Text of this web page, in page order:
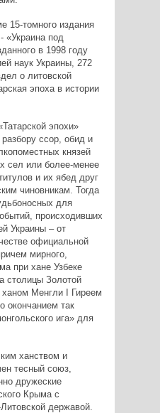
15-томного издания
«Украина под
в 1998 году
наук Украины, 272
о литовской
эпоха в истории
эпохи»
ссор, обид и
князей
сел или более-менее
и их ябед друг
чиновникам. Тогда
для
происходивших
Украины – от
официальной
мирного,
при хане Узбеке
столицы Золотой
Менгли I Гиреем
окончанием так
ига» для
ханством и
тесный союз,
дружеские
Крыма с
державой.